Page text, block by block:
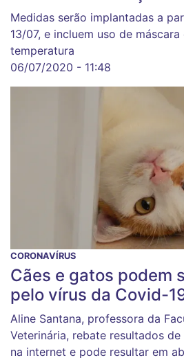
Medidas serão implantadas a
13/07, e incluem uso de
temperatura
06/07/2020 - 11:48
CORONAVÍRUS
Cães e gatos podem
pelo vírus da Covid-
Aline Santana, professora da
Veterinária, rebate resultados
na internet e pode resultar em